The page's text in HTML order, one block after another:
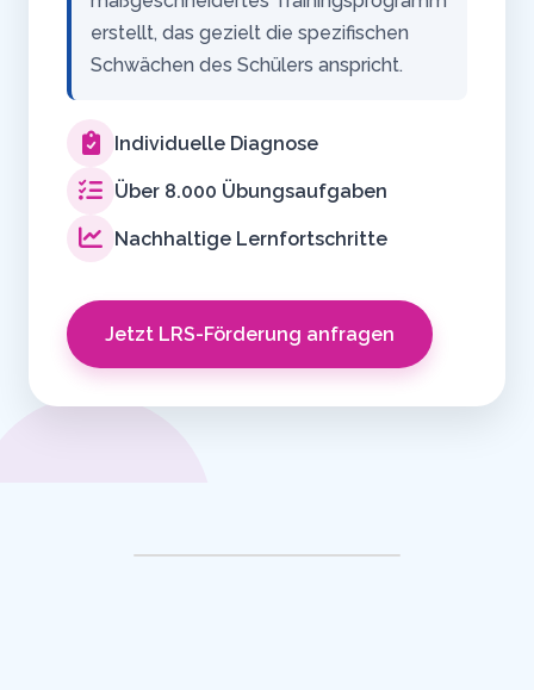
erstellt, das gezielt die spezifischen
Schwächen des Schülers anspricht.
Individuelle Diagnose
Über 8.000 Übungsaufgaben
Nachhaltige Lernfortschritte
Jetzt LRS-Förderung anfragen